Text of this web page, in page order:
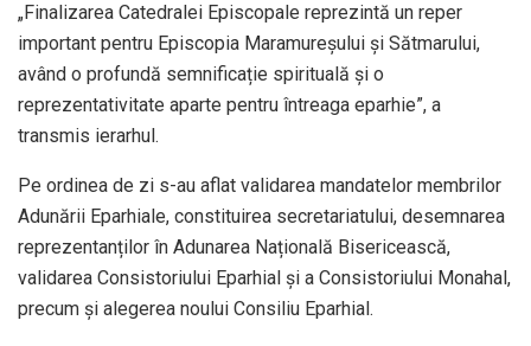
„Finalizarea Catedralei Episcopale reprezintă un reper
important pentru Episcopia Maramureșului și Sătmarului,
având o profundă semnificație spirituală și o
reprezentativitate aparte pentru întreaga eparhie”, a
transmis ierarhul.
Pe ordinea de zi s-au aflat validarea mandatelor membrilor
Adunării Eparhiale, constituirea secretariatului, desemnarea
reprezentanților în Adunarea Națională Bisericească,
validarea Consistoriului Eparhial și a Consistoriului Monahal,
precum și alegerea noului Consiliu Eparhial.